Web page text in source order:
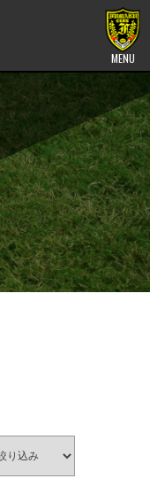
MENU